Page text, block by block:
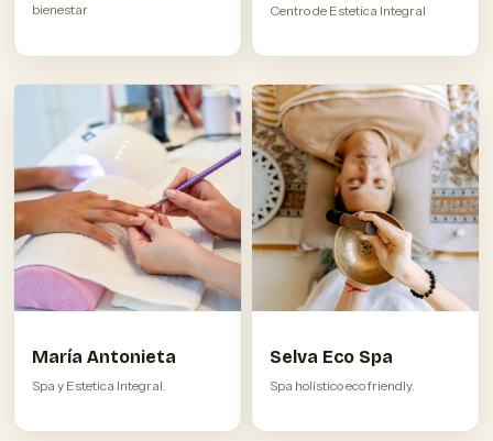
bienestar
Centro de Estetica Integral
María Antonieta
Spa y Estetica Integral.
Selva Eco Spa
Spa holístico eco friendly.